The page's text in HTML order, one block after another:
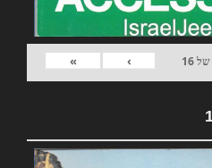
של16
›
»